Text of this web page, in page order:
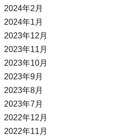
2024年2月
2024年1月
2023年12月
2023年11月
2023年10月
2023年9月
2023年8月
2023年7月
2022年12月
2022年11月